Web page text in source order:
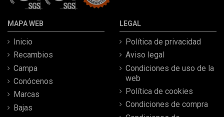
MAPA WEB
Inicio
Recambios
Campa
Conócenos
Marcas
Bajas
LEGAL
Política de privacidad
Aviso legal
Condiciones de uso de la
web
Política de cookies
Condiciones de compra